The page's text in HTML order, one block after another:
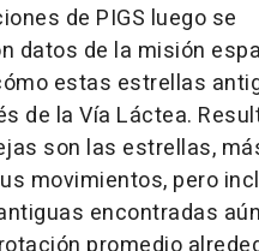
de PIGS luego se
datos de la misión
estas estrellas
de la Vía Láctea.
son las estrellas,
movimientos, pero
encontradas aún